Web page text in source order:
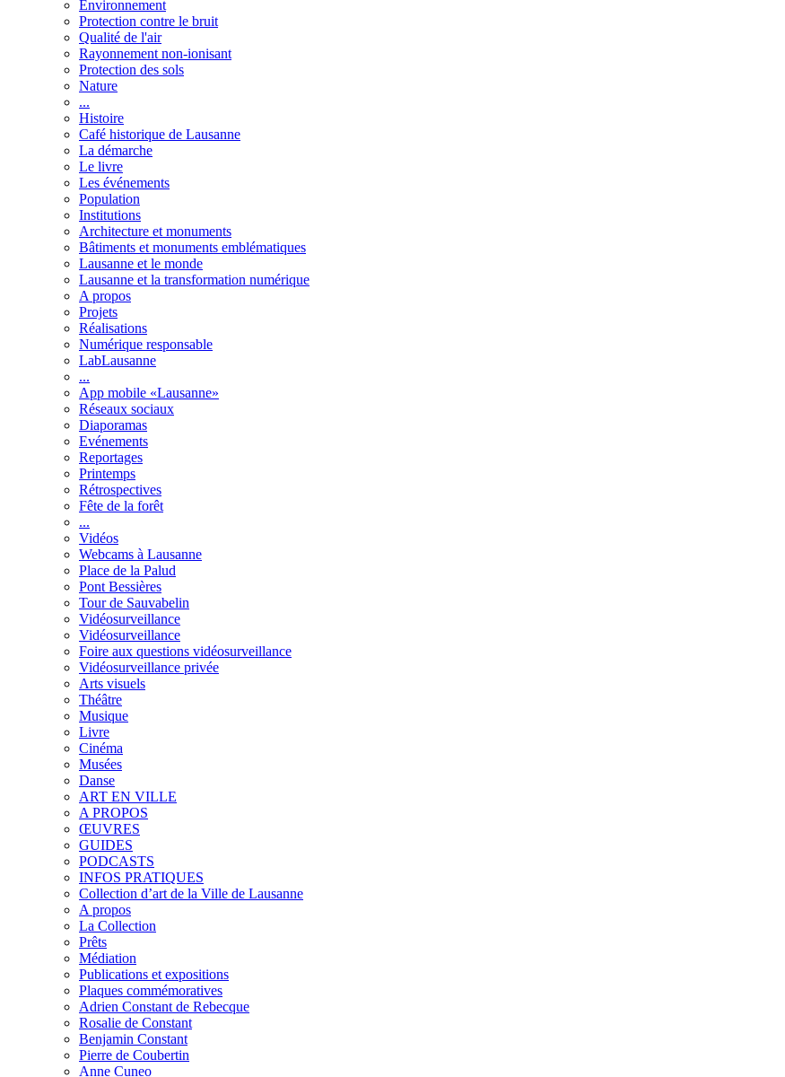
Environnement
Protection contre le bruit
Qualité de l'air
Rayonnement non-ionisant
Protection des sols
Nature
...
Histoire
Café historique de Lausanne
La démarche
Le livre
Les événements
Population
Institutions
Architecture et monuments
Bâtiments et monuments emblématiques
Lausanne et le monde
Lausanne et la transformation numérique
A propos
Projets
Réalisations
Numérique responsable
LabLausanne
...
App mobile «Lausanne»
Réseaux sociaux
Diaporamas
Evénements
Reportages
Printemps
Rétrospectives
Fête de la forêt
...
Vidéos
Webcams à Lausanne
Place de la Palud
Pont Bessières
Tour de Sauvabelin
Vidéosurveillance
Vidéosurveillance
Foire aux questions vidéosurveillance
Vidéosurveillance privée
Arts visuels
Théâtre
Musique
Livre
Cinéma
Musées
Danse
ART EN VILLE
A PROPOS
ŒUVRES
GUIDES
PODCASTS
INFOS PRATIQUES
Collection d’art de la Ville de Lausanne
A propos
La Collection
Prêts
Médiation
Publications et expositions
Plaques commémoratives
Adrien Constant de Rebecque
Rosalie de Constant
Benjamin Constant
Pierre de Coubertin
Anne Cuneo